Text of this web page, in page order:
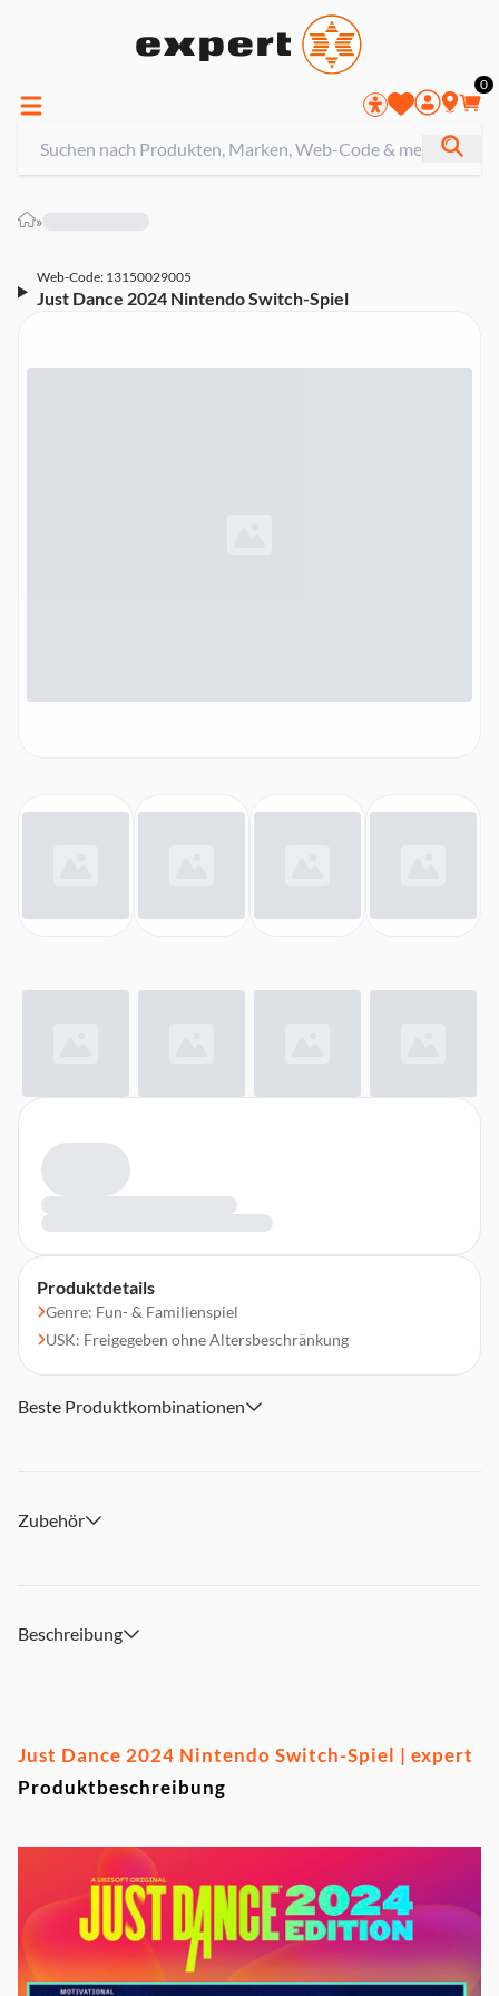
0
»
Web-Code: 13150029005
Just Dance 2024 Nintendo Switch-Spiel
Produktdetails
Genre: Fun- & Familienspiel
USK: Freigegeben ohne Altersbeschränkung
Beste Produktkombinationen
Zubehör
Beschreibung
Just Dance 2024 Nintendo Switch-Spiel | expert
Produktbeschreibung